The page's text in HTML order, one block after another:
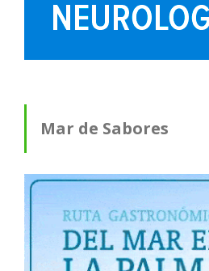
Mar de Sabores